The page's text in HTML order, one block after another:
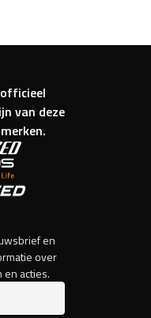
van deze
en
over
acties.